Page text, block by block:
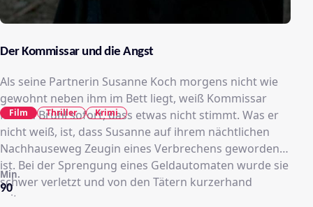
Der Kommissar und die Angst
Als seine Partnerin Susanne Koch morgens nicht wie
gewohnt neben ihm im Bett liegt, weiß Kommissar
Martin Brühl sofort, dass etwas nicht stimmt. Was er
nicht weiß, ist, dass Susanne auf ihrem nächtlichen
Nachhauseweg Zeugin eines Verbrechens geworden
ist. Bei der Sprengung eines Geldautomaten wurde sie
schwer verletzt und von den Tätern kurzerhand
mitgenommen.
90
Min.
Film Thriller Krimi